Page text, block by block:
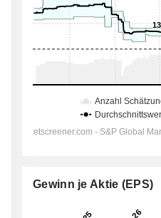
Gewinn je Aktie (EPS)